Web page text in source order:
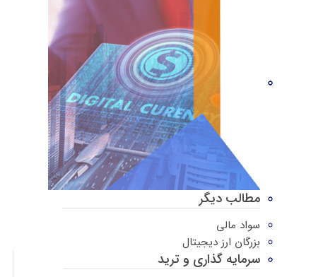
مطالب دیگر
سواد مالی
بزرگان ارز دیجیتال
سرمایه گذاری و ترید